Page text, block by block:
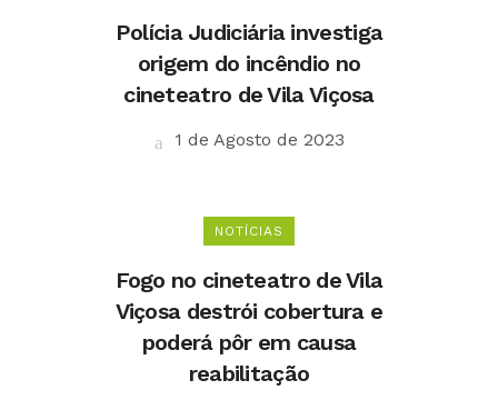
Polícia Judiciária investiga
origem do incêndio no
cineteatro de Vila Viçosa
1 de Agosto de 2023
NOTÍCIAS
Fogo no cineteatro de Vila
Viçosa destrói cobertura e
poderá pôr em causa
reabilitação